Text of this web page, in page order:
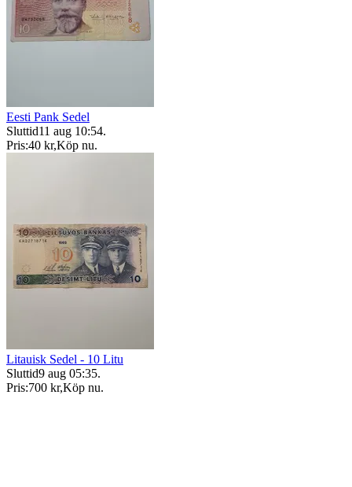
Eesti Pank Sedel
Sluttid11 aug 10:54.
Pris:40 kr,Köp nu.
Litauisk Sedel - 10 Litu
Sluttid9 aug 05:35.
Pris:700 kr,Köp nu.